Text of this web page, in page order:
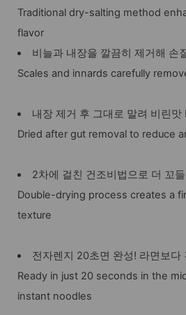
Traditional dry-salting method
flavor
비늘과 내장을 깔끔히 제거해 손
Scales and innards carefully
내장 제거 후 그대로 말려 비린맛
Dried after gut removal to reduce
2차에 걸친 건조비법으로 더 꼬
Double-drying process creates a
texture
전자렌지 20초면 완성! 라면보다
Ready in just 20 seconds in the
instant noodles